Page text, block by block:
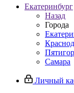
Екатеринбург
Назад
Города
Самара
Личный